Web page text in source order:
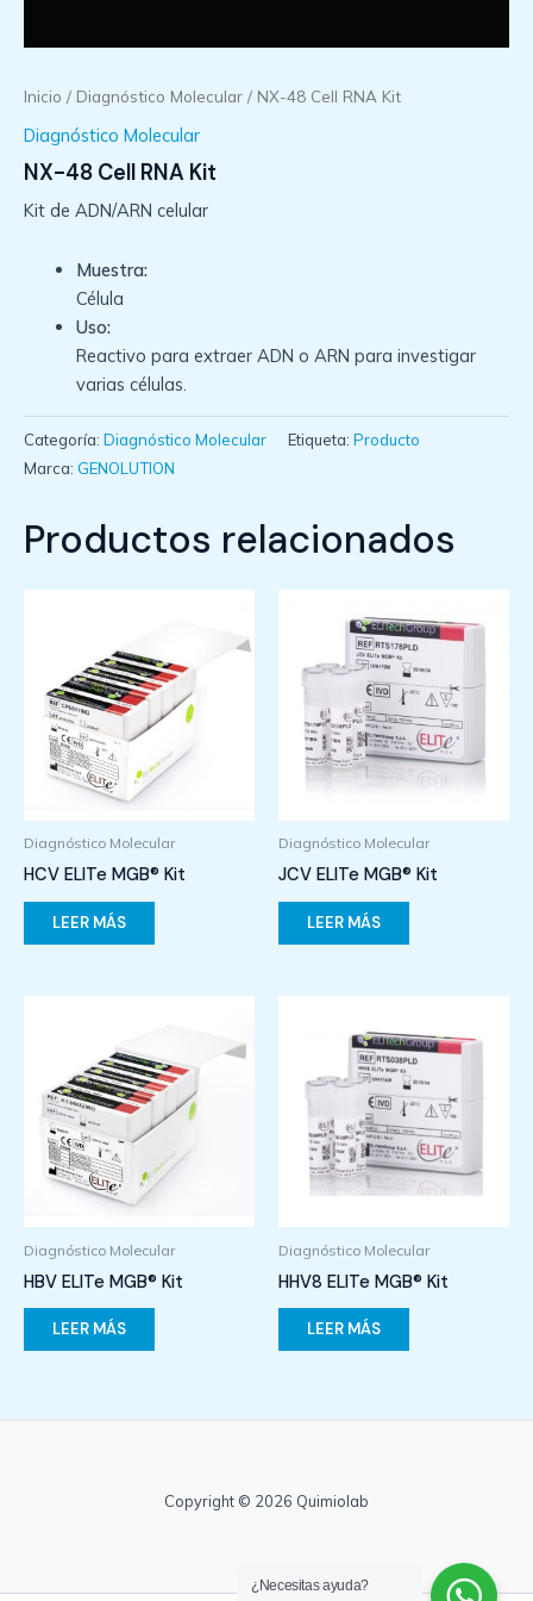
Inicio / Diagnóstico Molecular / NX-48 Cell RNA Kit
Diagnóstico Molecular
NX-48 Cell RNA Kit
Kit de ADN/ARN celular
Muestra:
Célula
Uso:
Reactivo para extraer ADN o ARN para investigar
varias células.
Categoría: Diagnóstico Molecular Etiqueta: Producto
Marca: GENOLUTION
Productos relacionados
Diagnóstico Molecular
HCV ELITe MGB® Kit
LEER MÁS
Diagnóstico Molecular
JCV ELITe MGB® Kit
LEER MÁS
Diagnóstico Molecular
HBV ELITe MGB® Kit
LEER MÁS
Diagnóstico Molecular
HHV8 ELITe MGB® Kit
LEER MÁS
Copyright © 2026 Quimiolab
¿Necesitas ayuda?